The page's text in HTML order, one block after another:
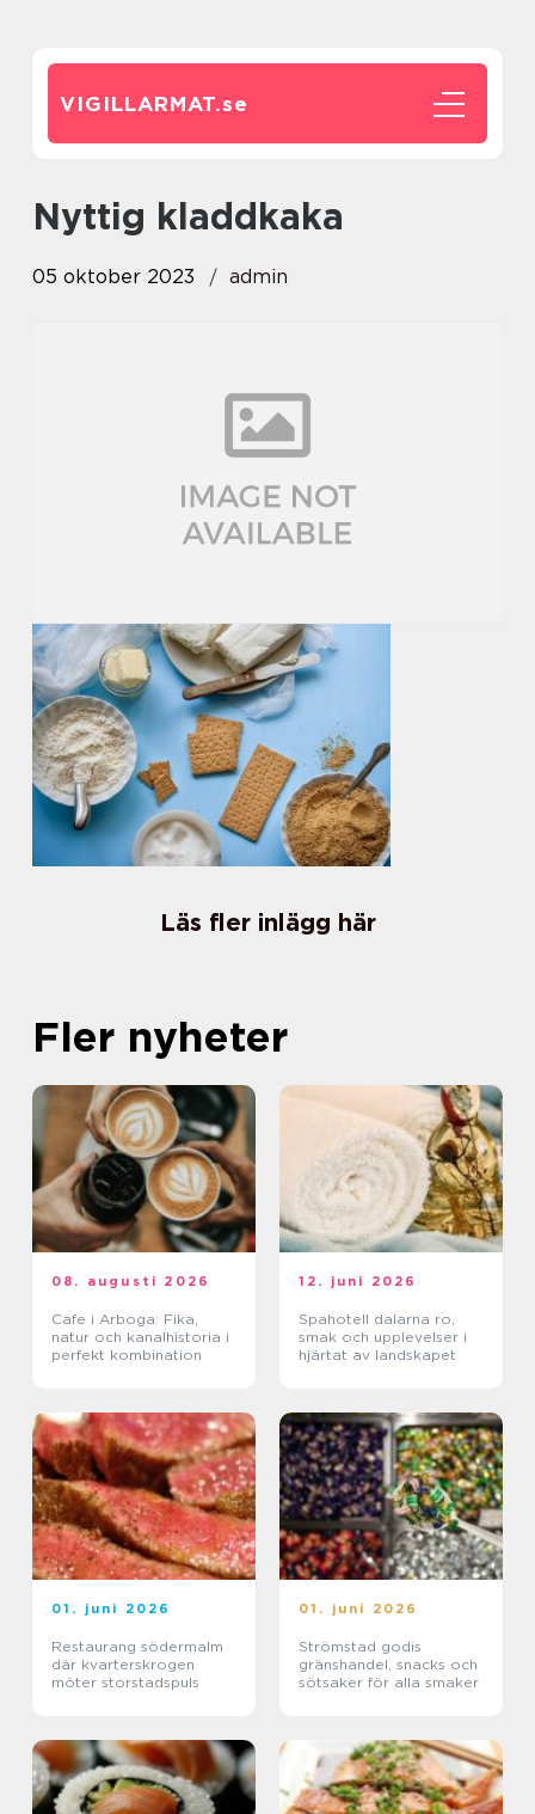
VIGILLARMAT.se
nyttig kladdkaka
05 oktober 2023 admin
Läs fler inlägg här
Fler nyheter
08. augusti 2026
Cafe i Arboga: Fika,
natur och kanalhistoria i
perfekt kombination
12. juni 2026
Spahotell dalarna ro,
smak och upplevelser i
hjärtat av landskapet
01. juni 2026
Restaurang södermalm
där kvarterskrogen
möter storstadspuls
01. juni 2026
Strömstad godis
gränshandel, snacks och
sötsaker för alla smaker